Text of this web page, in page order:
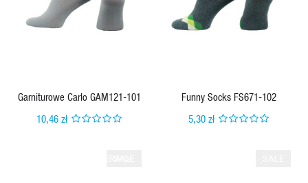
Garniturowe Carlo GAM121-101
10,46 zł
Funny Socks FS671-102
5,30 zł